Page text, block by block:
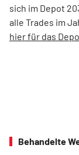
sich im Depot
alle Trades im
hier für das
Behandelte